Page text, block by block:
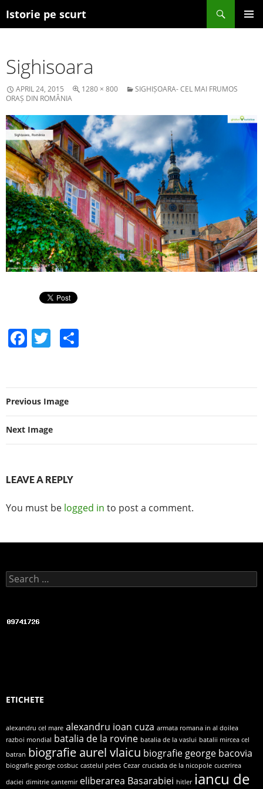
Istorie pe scurt
Search
SKIP TO CONTENT
Sighisoara
APRIL 24, 2015 1280 × 800
SIGHIȘOARA- CEL MAI FRUMOS
ORAȘ DIN ROMÂNIA
F
e
b
o
o
k
T
er e
Previous Image
Next Image
LEAVE A REPLY
You must be logged in to post a comment.
Search for:
ETICHETE
alexandru cel mare alexandru ioan cuza armata romana in al doilea
razboi mondial batalia de la rovine batalia de la vaslui batalii mircea cel
batran biografie aurel vlaicu biografie george bacovia
biografie george cosbuc castelul peles Cezar cruciada de la nicopole cucerirea
daciei dimitrie cantemir eliberarea Basarabiei hitler iancu de